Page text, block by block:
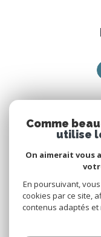
Comme
utilise
On aimerait vous
En poursuivant,
cookies par ce site,
contenus adaptés